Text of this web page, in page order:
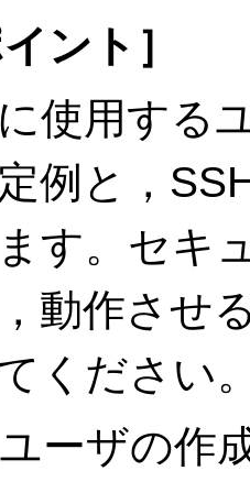
ント］
使用する
例と，
す。セキ
動作させ
ください
ーザの作